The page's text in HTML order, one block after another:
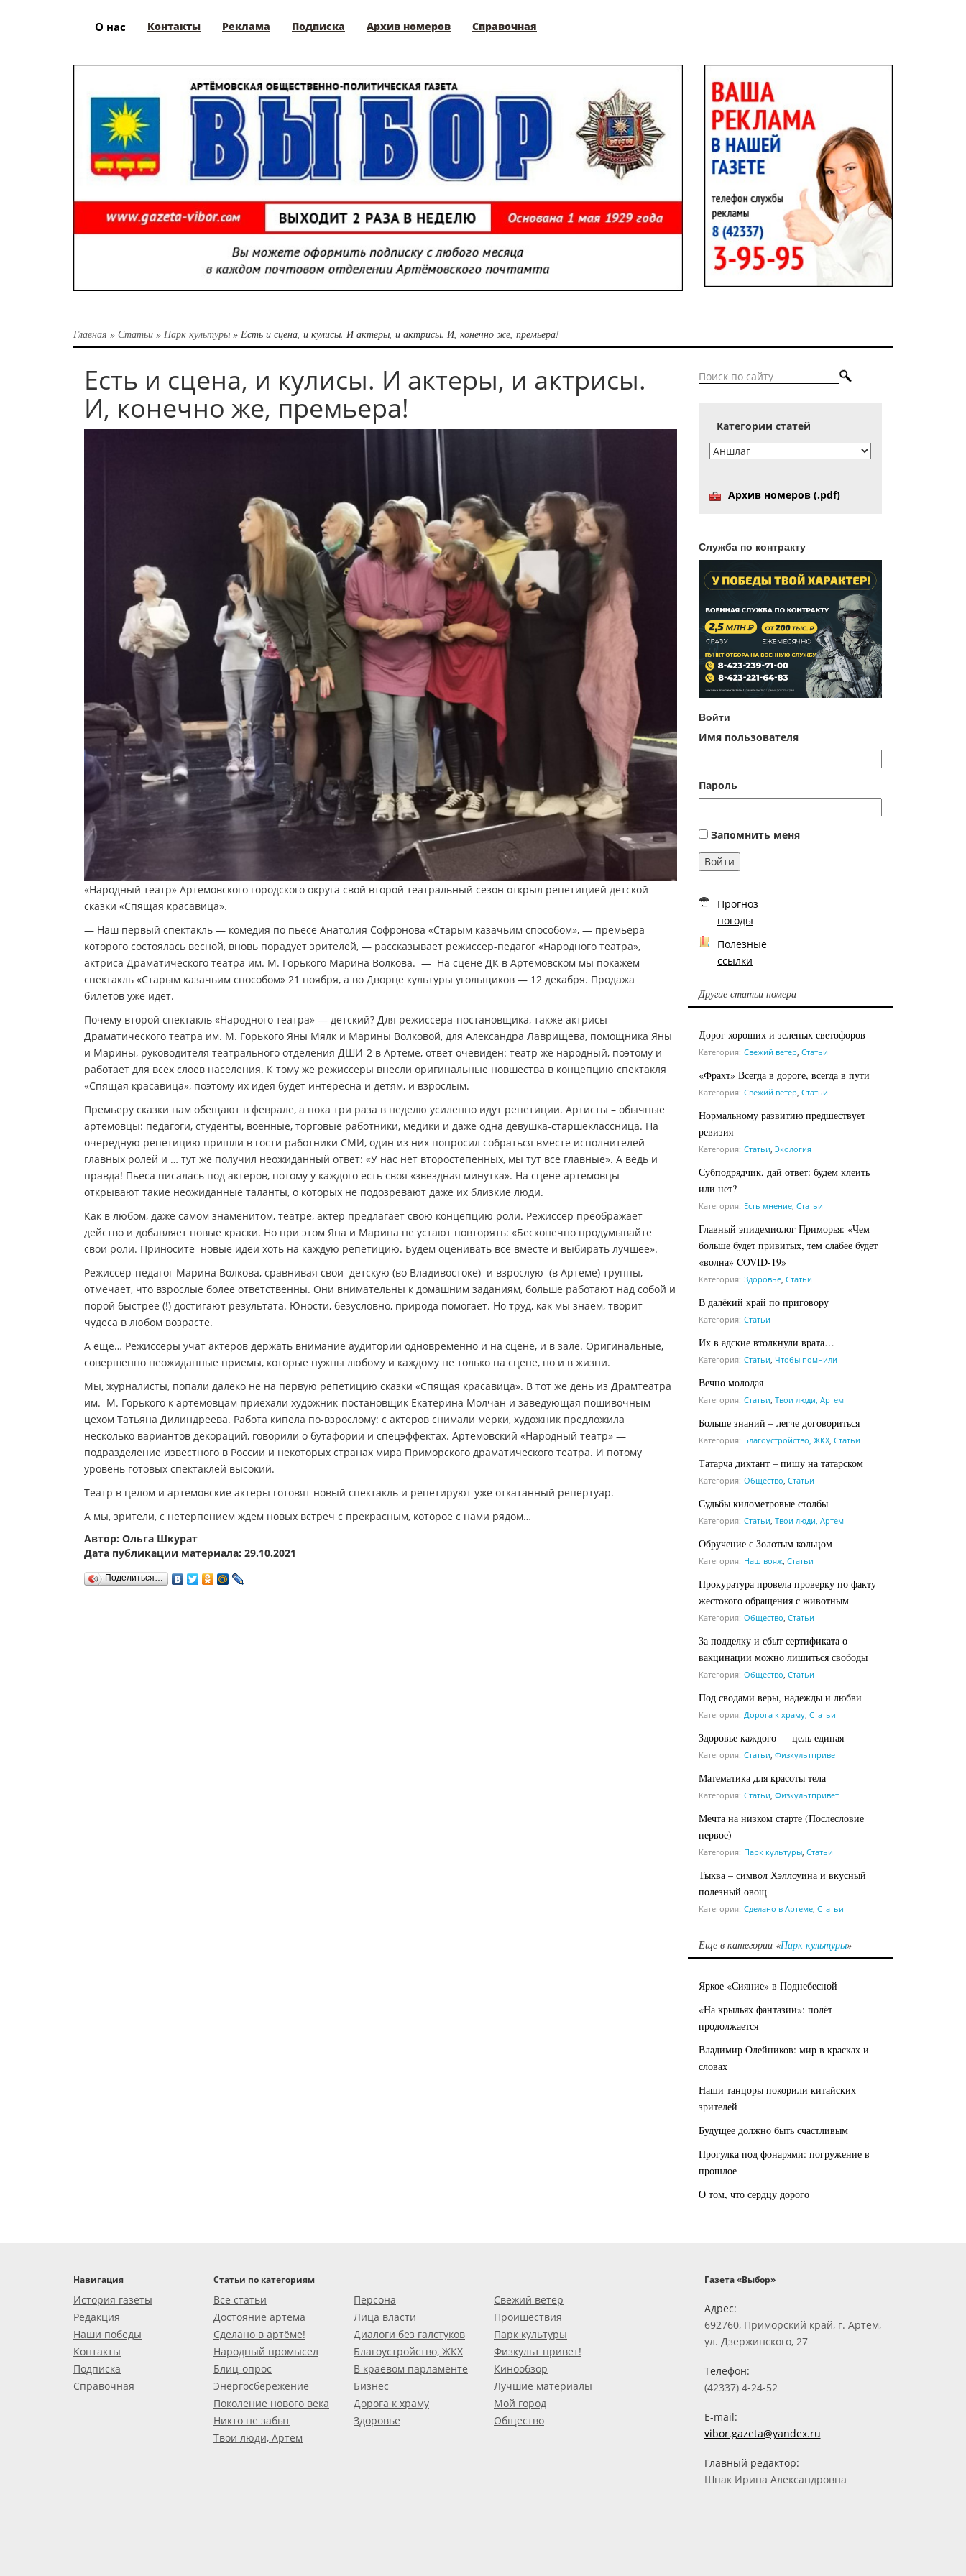
О нас Контакты Реклама Подписка Архив номеров Справочная
Главная » Статьи » Парк культуры » Есть и сцена, и кулисы. И актеры, и актрисы. И, конечно же, премьера!
Есть и сцена, и кулисы. И актеры, и актрисы.
И, конечно же, премьера!
«Народный театр» Артемовского городского округа свой второй театральный сезон открыл репетицией детской
сказки «Спящая красавица».
— Наш первый спектакль — комедия по пьесе Анатолия Софронова «Старым казачьим способом», — премьера
которого состоялась весной, вновь порадует зрителей, — рассказывает режиссер-педагог «Народного театра»,
актриса Драматического театра им. М. Горького Марина Волкова. — На сцене ДК в Артемовском мы покажем
спектакль «Старым казачьим способом» 21 ноября, а во Дворце культуры угольщиков — 12 декабря. Продажа
билетов уже идет.
Почему второй спектакль «Народного театра» — детский? Для режиссера-постановщика, также актрисы
Драматического театра им. М. Горького Яны Мялк и Марины Волковой, для Александра Лаврищева, помощника Яны
и Марины, руководителя театрального отделения ДШИ-2 в Артеме, ответ очевиден: театр же народный, поэтому и
работает для всех слоев населения. К тому же режиссеры внесли оригинальные новшества в концепцию спектакля
«Спящая красавица», поэтому их идея будет интересна и детям, и взрослым.
Премьеру сказки нам обещают в феврале, а пока три раза в неделю усиленно идут репетиции. Артисты – обычные
артемовцы: педагоги, студенты, военные, торговые работники, медики и даже одна девушка-старшеклассница. На
очередную репетицию пришли в гости работники СМИ, один из них попросил собраться вместе исполнителей
главных ролей и … тут же получил неожиданный ответ: «У нас нет второстепенных, мы тут все главные». А ведь и
правда! Пьеса писалась под актеров, потому у каждого есть своя «звездная минутка». На сцене артемовцы
открывают такие неожиданные таланты, о которых не подозревают даже их близкие люди.
Как в любом, даже самом знаменитом, театре, актер предлагает свою концепцию роли. Режиссер преображает
действо и добавляет новые краски. Но при этом Яна и Марина не устают повторять: «Бесконечно продумывайте
свои роли. Приносите новые идеи хоть на каждую репетицию. Будем оценивать все вместе и выбирать лучшее».
Режиссер-педагог Марина Волкова, сравнивая свои детскую (во Владивостоке) и взрослую (в Артеме) труппы,
отмечает, что взрослые более ответственны. Они внимательны к домашним заданиям, больше работают над собой и
порой быстрее (!) достигают результата. Юности, безусловно, природа помогает. Но труд, как мы знаем, творит
чудеса в любом возрасте.
А еще… Режиссеры учат актеров держать внимание аудитории одновременно и на сцене, и в зале. Оригинальные,
совершенно неожиданные приемы, которые нужны любому и каждому не только на сцене, но и в жизни.
Мы, журналисты, попали далеко не на первую репетицию сказки «Спящая красавица». В тот же день из Драмтеатра
им. М. Горького к артемовцам приехали художник-постановщик Екатерина Молчан и заведующая пошивочным
цехом Татьяна Дилиндреева. Работа кипела по-взрослому: с актеров снимали мерки, художник предложила
несколько вариантов декораций, говорили о бутафории и спецэффектах. Артемовский «Народный театр» —
подразделение известного в России и некоторых странах мира Приморского драматического театра. И потому
уровень готовых спектаклей высокий.
Театр в целом и артемовские актеры готовят новый спектакль и репетируют уже откатанный репертуар.
А мы, зрители, с нетерпением ждем новых встреч с прекрасным, которое с нами рядом…
Автор: Ольга Шкурат
Дата публикации материала: 29.10.2021
Поделиться…
Категории статей
Архив номеров (.pdf)
Служба по контракту
Войти
Имя пользователя
Пароль
Запомнить меня
Войти
Прогноз
погоды
Полезные
ссылки
Другие статьи номера
Дорог хороших и зеленых светофоров
Категория: Свежий ветер Статьи
«Фрахт» Всегда в дороге, всегда в пути
Категория: Свежий ветер Статьи
Нормальному развитию предшествует
ревизия
Категория: Статьи Экология
Субподрядчик, дай ответ: будем клеить
или нет?
Категория: Есть мнение Статьи
Главный эпидемиолог Приморья: «Чем
больше будет привитых, тем слабее будет
«волна» COVID-19»
Категория: Здоровье Статьи
В далёкий край по приговору
Категория: Статьи
Их в адские втолкнули врата…
Категория: Статьи Чтобы помнили
Вечно молодая
Категория: Статьи Твои люди, Артем
Больше знаний – легче договориться
Категория: Благоустройство, ЖКХ Статьи
Татарча диктант – пишу на татарском
Категория: Общество Статьи
Судьбы километровые столбы
Категория: Статьи Твои люди, Артем
Обручение с Золотым кольцом
Категория: Наш вояж Статьи
Прокуратура провела проверку по факту
жестокого обращения с животным
Категория: Общество Статьи
За подделку и сбыт сертификата о
вакцинации можно лишиться свободы
Категория: Общество Статьи
Под сводами веры, надежды и любви
Категория: Дорога к храму Статьи
Здоровье каждого — цель единая
Категория: Статьи Физкультпривет
Математика для красоты тела
Категория: Статьи Физкультпривет
Мечта на низком старте (Послесловие
первое)
Категория: Парк культуры Статьи
Тыква – символ Хэллоуина и вкусный
полезный овощ
Категория: Сделано в Артеме Статьи
Еще в категории «Парк культуры»
Яркое «Сияние» в Поднебесной
«На крыльях фантазии»: полёт
продолжается
Владимир Олейников: мир в красках и
словах
Наши танцоры покорили китайских
зрителей
Будущее должно быть счастливым
Прогулка под фонарями: погружение в
прошлое
О том, что сердцу дорого
Навигация
История газеты
Редакция
Наши победы
Контакты
Подписка
Справочная
Статьи по категориям
Все статьи
Достояние артёма
Сделано в артёме!
Народный промысел
Блиц-опрос
Энергосбережение
Поколение нового века
Никто не забыт
Твои люди, Артем
Персона
Лица власти
Диалоги без галстуков
Благоустройство, ЖКХ
В краевом парламенте
Бизнес
Дорога к храму
Здоровье
Свежий ветер
Проишествия
Парк культуры
Физкульт привет!
Кинообзор
Лучшие материалы
Мой город
Общество
Газета «Выбор»
Адрес:
692760, Приморский край, г. Артем,
ул. Дзержинского, 27
Телефон:
(42337) 4-24-52
E-mail:
vibor.gazeta@yandex.ru
Главный редактор:
Шпак Ирина Александровна